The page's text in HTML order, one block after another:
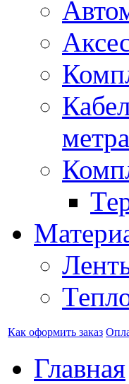
Как оформить заказ
Главная